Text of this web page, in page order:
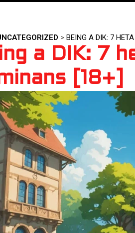
> BEING A DIK: 7
a DIK: 7
[18+]